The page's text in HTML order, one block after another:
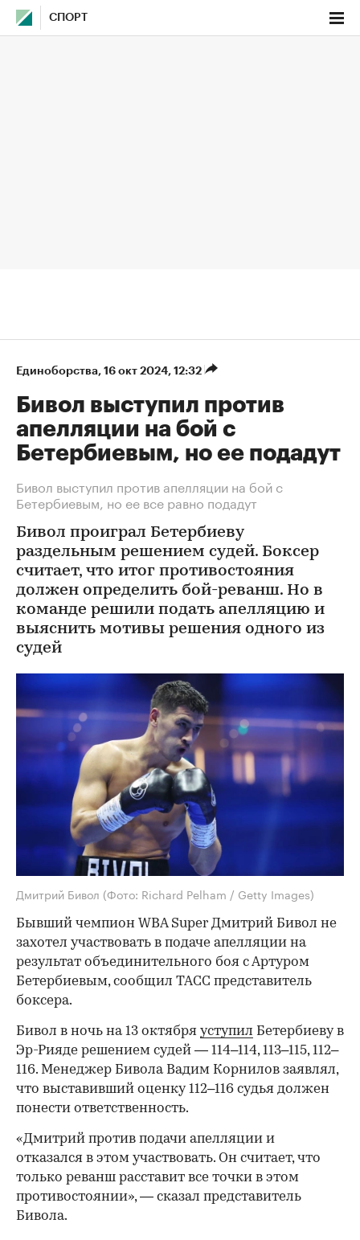
СПОРТ
Единоборства⁠, 16 окт 2024, 12:32
Бивол выступил против
апелляции на бой с
Бетербиевым, но ее подадут
Бивол выступил против апелляции на бой с
Бетербиевым, но ее все равно подадут
Бивол проиграл Бетербиеву
раздельным решением судей. Боксер
считает, что итог противостояния
должен определить бой-реванш. Но в
команде решили подать апелляцию и
выяснить мотивы решения одного из
судей
Дмитрий Бивол (Фото: Richard Pelham / Getty Images)
Бывший чемпион WBA Super Дмитрий Бивол не
захотел участвовать в подаче апелляции на
результат объединительного боя с Артуром
Бетербиевым, сообщил ТАСС представитель
боксера.
Бивол в ночь на 13 октября уступил Бетербиеву в
Эр-Рияде решением судей — 114–114, 113–115, 112–
116. Менеджер Бивола Вадим Корнилов заявлял,
что выставивший оценку 112–116 судья должен
понести ответственность.
«Дмитрий против подачи апелляции и
отказался в этом участвовать. Он считает, что
только реванш расставит все точки в этом
противостоянии», — сказал представитель
Бивола.